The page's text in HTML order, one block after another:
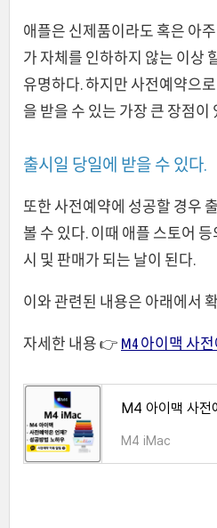
애플은 신제품이라도 혹은 아
가 자체를 인하하지 않는 이상
유명하다. 하지만 사전예약으
을 받을 수 있는 가장 큰 장점이
출시일 당일에 받을 수 있다.
또한 사전예약에 성공할 경우
볼 수 있다. 이때 애플 스토어
시 및 판매가 되는 날이 된다.
이와 관련된 내용은 아래에서
자세한 내용 👉 M4 아이맥 사
M4 아이맥 사전
M4 iMac